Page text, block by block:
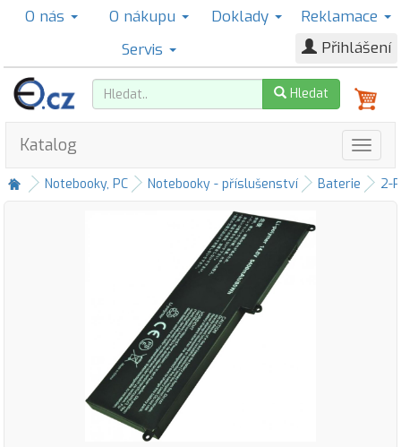
O nás O nákupu Doklady
Reklamace
Servis
Přihlášení
Hledat
Katalog
Notebooky, PC Notebooky - příslušenství Baterie 2-